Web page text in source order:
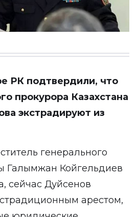
РК подтвердили, что
прокурора Казахстана
экстрадируют из
генерального
Галымжан Койгельдиев
сейчас Дуйсенов
арестом,